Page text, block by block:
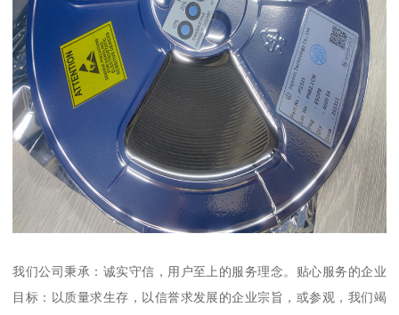
我们公司秉承：诚实守信，用户至上的服务理念。贴心服务的企业
目标：以质量求生存，以信誉求发展的企业宗旨，或参观，我们竭